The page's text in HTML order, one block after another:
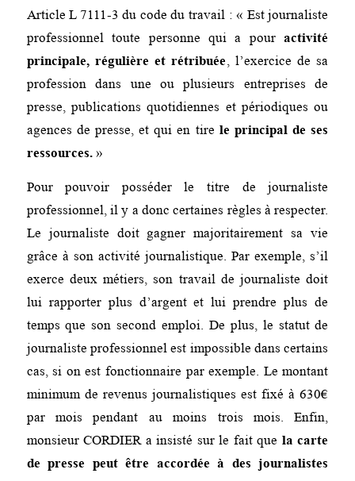
Article L 7111-3 du code du travail : « Est journaliste
professionnel toute personne qui a pouractivité
principale, régulière et rétribuée , l’exercice de sa
profession dans une ou plusieurs entreprises de
presse, publications quotidiennes et périodiques ou
agences de presse, et qui en tire le principal de ses
ressources.»
Pour pouvoir posséder le titre de journaliste
professionnel, il y a donc certaines règles à respecter.
Le journaliste doit gagner majoritairement sa vie
grâce à son activité journalistique. Par exemple, s’il
exerce deux métiers, son travail de journaliste doit
lui rapporter plus d’argent et lui prendre plus de
temps que son second emploi. De plus, le statut de
journaliste professionnel est impossible dans certains
cas, si on est fonctionnaire par exemple. Le montant
minimum de revenus journalistiques est fixé à 630€
par mois pendant au moins trois mois. Enfin,
monsieur CORDIER a insisté sur le fait que la carte
de presse peut être accordée à des journalistes